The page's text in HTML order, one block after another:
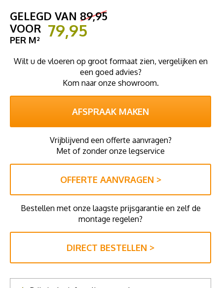
GELEGD VAN 89,95
VOOR 79,95
PER M²
Wilt u de vloeren op groot formaat zien, vergelijken en
een goed advies?
Kom naar onze showroom.
AFSPRAAK MAKEN
Vrijblijvend een offerte aanvragen?
Met of zonder onze legservice
OFFERTE AANVRAGEN >
Bestellen met onze laagste prijsgarantie en zelf de
montage regelen?
DIRECT BESTELLEN >